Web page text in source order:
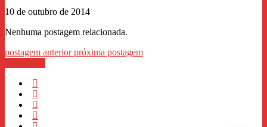
10 de outubro de 2014
Nenhuma postagem relacionada.
postagem anteriorpróxima postagem